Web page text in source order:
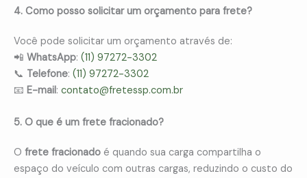
4. Como posso solicitar um orçamento para frete?
Você pode solicitar um orçamento através de:
📲 WhatsApp: (11) 97272-3302
📞 Telefone: (11) 97272-3302
📧 E-mail: contato@fretessp.com.br
5. O que é um frete fracionado?
O frete fracionado é quando sua carga compartilha o
espaço do veículo com outras cargas, reduzindo o custo do